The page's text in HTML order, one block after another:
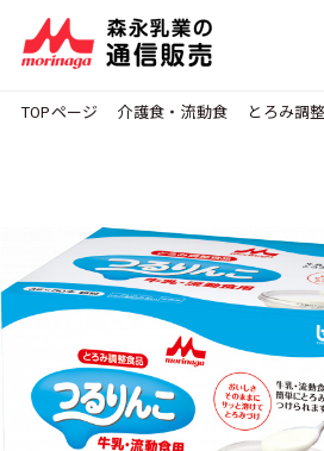
TOPページ 介護食・流動食 とろみ調